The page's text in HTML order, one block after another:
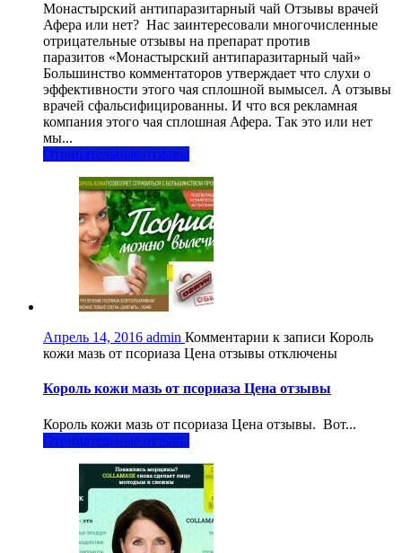
Монастырский антипаразитарный чай Отзывы врачей
Афера или нет? Нас заинтересовали многочисленные
отрицательные отзывы на препарат против
паразитов «Монастырский антипаразитарный чай»
Большинство комментаторов утверждает что слухи о
эффективности этого чая сплошной вымысел. А отзывы
врачей сфальсифицированны. И что вся рекламная
компания этого чая сплошная Афера. Так это или нет
мы...
Отрицательные отзывы
Апрель 14, 2016 admin Комментарии к записи Король
кожи мазь от псориаза Цена отзывы отключены
Король кожи мазь от псориаза Цена отзывы
Король кожи мазь от псориаза Цена отзывы. Вот...
Отрицательные отзывы